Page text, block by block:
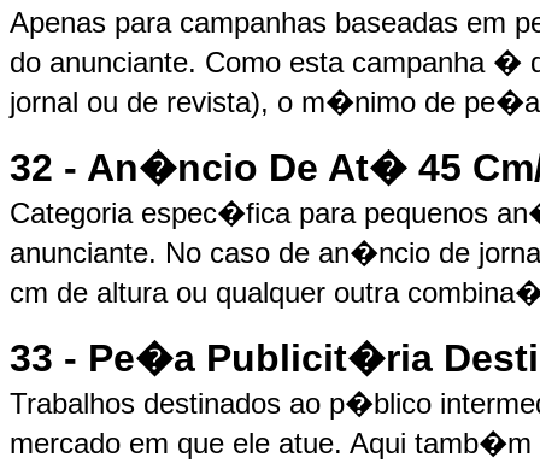
Apenas para campanhas baseadas em
do anunciante. Como esta campanha �
jornal ou de revista), o m�nimo de
32 - An�ncio De At� 45
Categoria espec�fica para pequenos
anunciante. No caso de an�ncio de
cm de altura ou qualquer outra
33 - Pe�a Publicit�ria
Trabalhos destinados ao p�blico
mercado em que ele atue. Aqui